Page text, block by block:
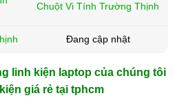
Chuột Vi Tính Trường Thịnh
Đang cập nhật
linh kiện laptop của chúng tôi
giá rẻ tại tphcm